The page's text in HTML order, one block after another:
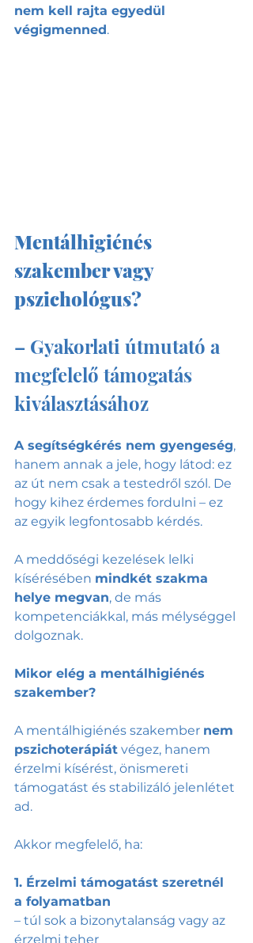
nem kell rajta egyedül
végigmenned.
Mentálhigiénés
szakember vagy
pszichológus?
– Gyakorlati útmutató a
megfelelő támogatás
kiválasztásához
A segítségkérés nem gyengeség,
hanem annak a jele, hogy látod: ez
az út nem csak a testedről szól. De
hogy kihez érdemes fordulni – ez
az egyik legfontosabb kérdés.
A meddőségi kezelések lelki
kísérésében mindkét szakma
helye megvan, de más
kompetenciákkal, más mélységgel
dolgoznak.
Mikor elég a mentálhigiénés
szakember?
A mentálhigiénés szakember nem
pszichoterápiát végez, hanem
érzelmi kísérést, önismereti
támogatást és stabilizáló jelenlétet
ad.
Akkor megfelelő, ha:
1. Érzelmi támogatást szeretnél
a folyamatban
– túl sok a bizonytalanság vagy az
érzelmi teher